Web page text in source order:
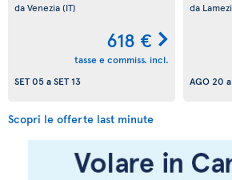
da Venezia(IT)
618 €
tasse e commiss. incl.
SET 05aSET 13
da
AGO 20 a
Scopri le offerte last minute